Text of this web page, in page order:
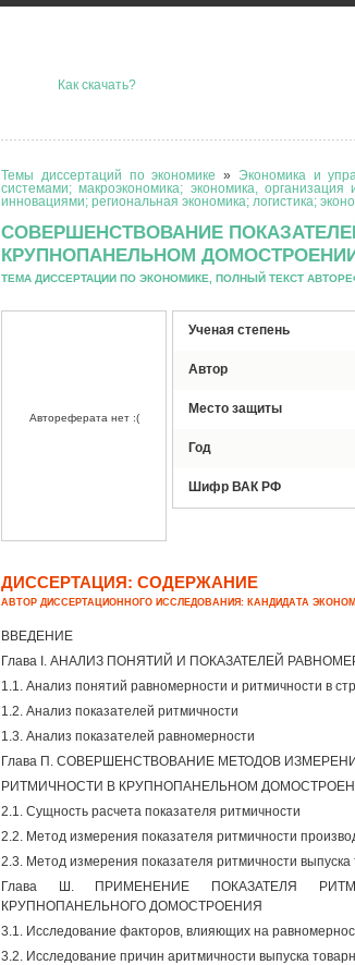
Как скачать?
Темы диссертаций по экономике » Экономика и
системами; макроэкономика; экономика,
инновациями; региональная экономика; логистика;
СОВЕРШЕНСТВОВАНИЕ
КРУПНОПАНЕЛЬНОМ
ТЕМА ДИССЕРТАЦИИ ПО ЭКОНОМИКЕ, ПОЛНЫЙ ТЕКСТ
Автореферата нет :(
Ученая степень
Автор
Место защиты
Год
Шифр ВАК РФ
ДИССЕРТАЦИЯ: СОДЕРЖАНИЕ
АВТОР ДИССЕРТАЦИОННОГО ИССЛЕДОВАНИЯ: КАНДИДАТА
ВВЕДЕНИЕ
Глава I. АНАЛИЗ ПОНЯТИЙ И ПОКАЗАТЕЛЕЙ
1.1. Анализ понятий равномерности и ритмичности в
1.2. Анализ показателей ритмичности
1.3. Анализ показателей равномерности
Глава П. СОВЕРШЕНСТВОВАНИЕ МЕТОДОВ
РИТМИЧНОСТИ В КРУПНОПАНЕЛЬНОМ
2.1. Сущность расчета показателя ритмичности
2.2. Метод измерения показателя ритмичности
2.3. Метод измерения показателя ритмичности выпуска
Глава Ш. ПРИМЕНЕНИЕ ПОКАЗАТЕЛЯ
КРУПНОПАНЕЛЬНОГО ДОМОСТРОЕНИЯ
3.1. Исследование факторов, влияющих на
3.2. Исследование причин аритмичности выпуска